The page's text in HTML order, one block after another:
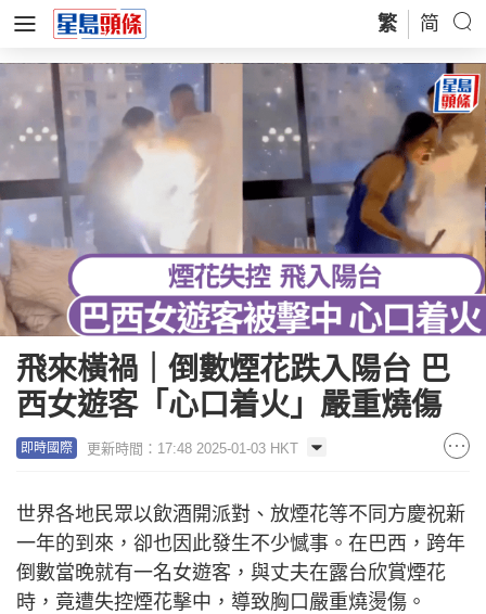
繁 简
飛來橫禍｜倒數煙花跌入陽台 巴
西女遊客「心口着火」嚴重燒傷
即時國際 更新時間：17:48 2025-01-03 HKT
世界各地民眾以飲酒開派對、放煙花等不同方慶祝新
一年的到來，卻也因此發生不少憾事。在巴西，跨年
倒數當晚就有一名女遊客，與丈夫在露台欣賞煙花
時，竟遭失控煙花擊中，導致胸口嚴重燒燙傷。